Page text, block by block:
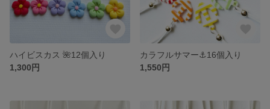
ハイビスカス 🌺12個入り
1,300円
カラフルサマー⚓️16個入り
1,550円